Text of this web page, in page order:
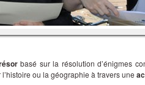
basé sur la résolution d’énigmes
ou la géographie à travers une